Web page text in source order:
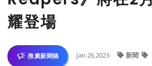
耀登場
推廣新聞稿 Jan 26,2023 新聞